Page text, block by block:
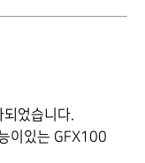
었습니다.
이있는 GFX100